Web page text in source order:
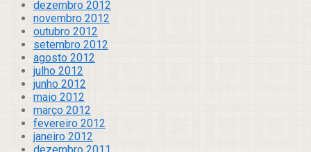
dezembro 2012
novembro 2012
outubro 2012
setembro 2012
agosto 2012
julho 2012
junho 2012
maio 2012
março 2012
fevereiro 2012
janeiro 2012